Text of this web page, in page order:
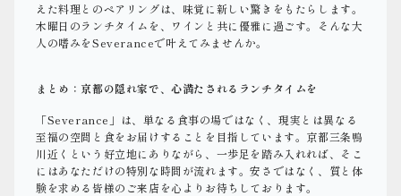
えた料理とのペアリングは、味覚に新しい驚きをもたらします。
木曜日のランチタイムを、ワインと共に優雅に過ごす。そんな大
人の嗜みをSeveranceで叶えてみませんか。
まとめ：京都の隠れ家で、心満たされるランチタイムを
「Severance」は、単なる食事の場ではなく、現実とは異なる
至福の空間と食をお届けすることを目指しています。京都三条鴨
川近くという好立地にありながら、一歩足を踏み入れれば、そこ
にはあなただけの特別な時間が流れます。安さではなく、質と体
験を求める皆様のご来店を心よりお待ちしております。